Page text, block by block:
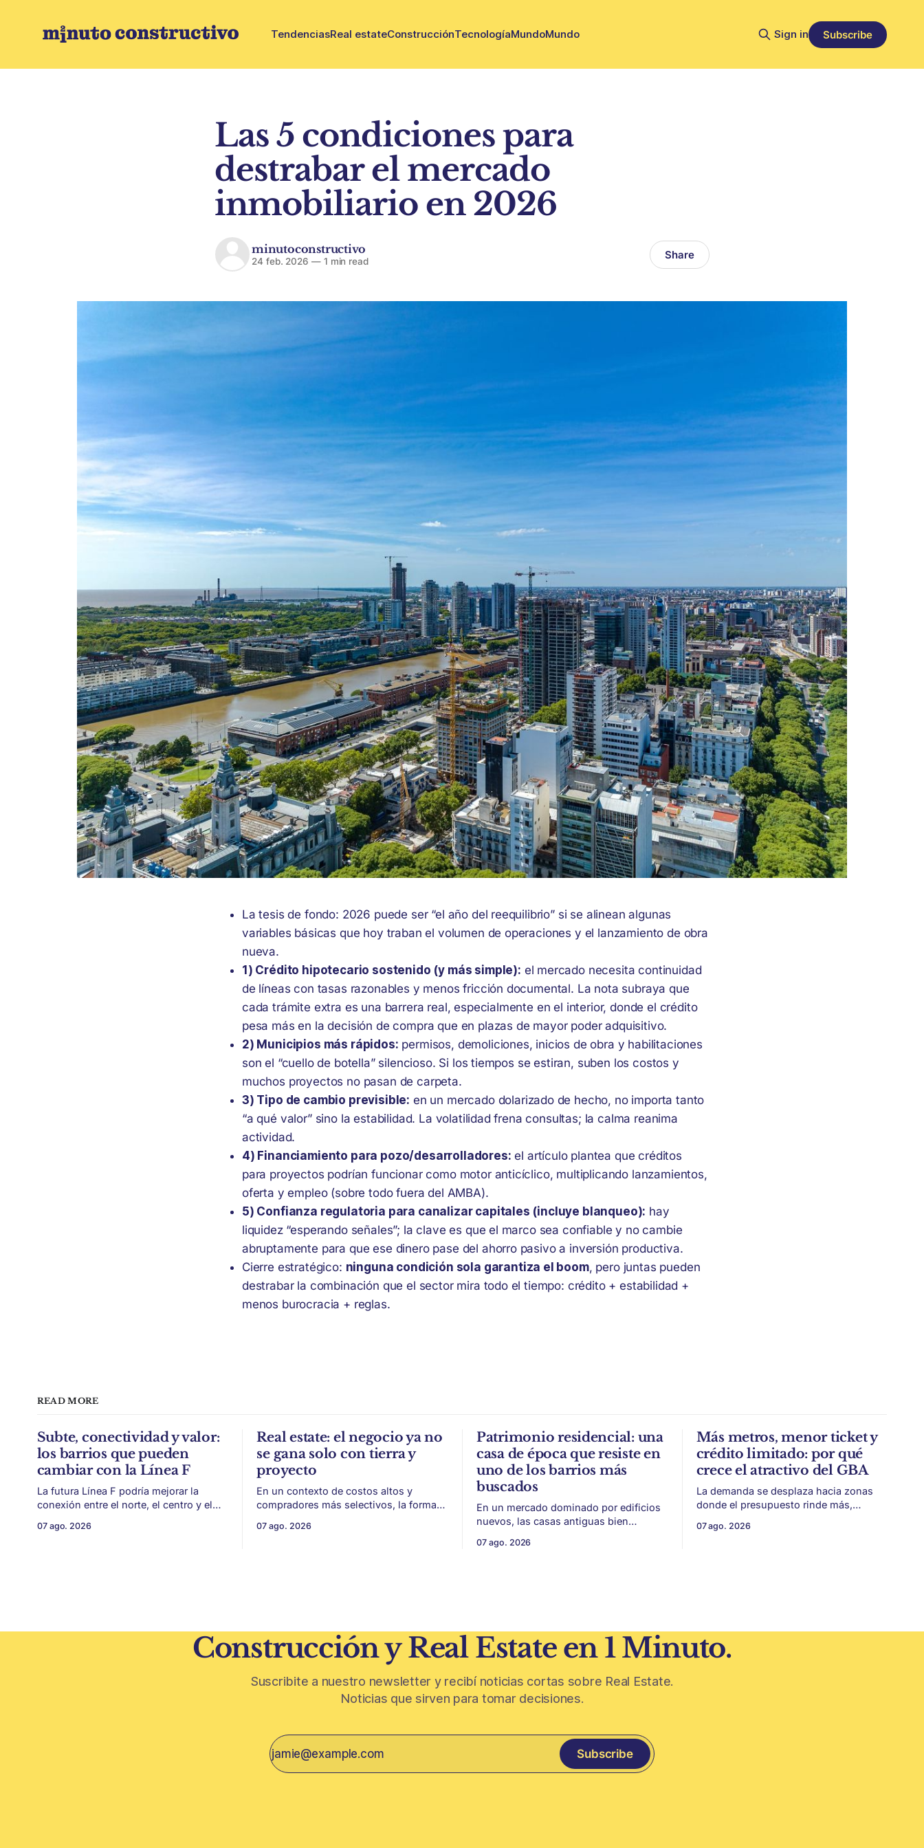
TendenciasReal estateConstrucciónTecnologíaMundoMundo Sign in Subscribe
Las 5 condiciones para
destrabar el mercado
inmobiliario en 2026
minutoconstructivo
24 feb. 2026 —1 min read Share
La tesis de fondo: 2026 puede ser “el año del reequilibrio” si se alinean algunas
variables básicas que hoy traban el volumen de operaciones y el lanzamiento de obra
nueva.
1) Crédito hipotecario sostenido (y más simple): el mercado necesita continuidad
de líneas con tasas razonables y menos fricción documental. La nota subraya que
cada trámite extra es una barrera real, especialmente en el interior, donde el crédito
pesa más en la decisión de compra que en plazas de mayor poder adquisitivo.
2) Municipios más rápidos: permisos, demoliciones, inicios de obra y habilitaciones
son el “cuello de botella” silencioso. Si los tiempos se estiran, suben los costos y
muchos proyectos no pasan de carpeta.
3) Tipo de cambio previsible: en un mercado dolarizado de hecho, no importa tanto
“a qué valor” sino la estabilidad. La volatilidad frena consultas; la calma reanima
actividad.
4) Financiamiento para pozo/desarrolladores: el artículo plantea que créditos
para proyectos podrían funcionar como motor anticíclico, multiplicando lanzamientos,
oferta y empleo (sobre todo fuera del AMBA).
5) Confianza regulatoria para canalizar capitales (incluye blanqueo): hay
liquidez “esperando señales”; la clave es que el marco sea confiable y no cambie
abruptamente para que ese dinero pase del ahorro pasivo a inversión productiva.
Cierre estratégico: ninguna condición sola garantiza el boom, pero juntas pueden
destrabar la combinación que el sector mira todo el tiempo: crédito + estabilidad +
menos burocracia + reglas.
READ MORE
Subte, conectividad y valor:
los barrios que pueden
cambiar con la Línea F
La futura Línea F podría mejorar la
conexión entre el norte, el centro y el
zonas con menor acceso histórico al
07 ago. 2026
Real estate: el negocio ya no
se gana solo con tierra y
proyecto
En un contexto de costos altos y
compradores más selectivos, la forma
desarrollo puede ser tan importante
07 ago. 2026
Patrimonio residencial: una
casa de época que resiste en
uno de los barrios más
buscados
En un mercado dominado por edificios
nuevos, las casas antiguas bien
escala y detalles difíciles de replicar.
07 ago. 2026
Más metros, menor ticket y
crédito limitado: por qué
crece el atractivo del GBA
La demanda se desplaza hacia zonas
donde el presupuesto rinde más,
en CABA y menor acceso al crédito
07 ago. 2026
Construcción y Real Estate en 1 Minuto.
Suscribite a nuestro newsletter y recibí noticias cortas sobre Real Estate.
Noticias que sirven para tomar decisiones.
Subscribe